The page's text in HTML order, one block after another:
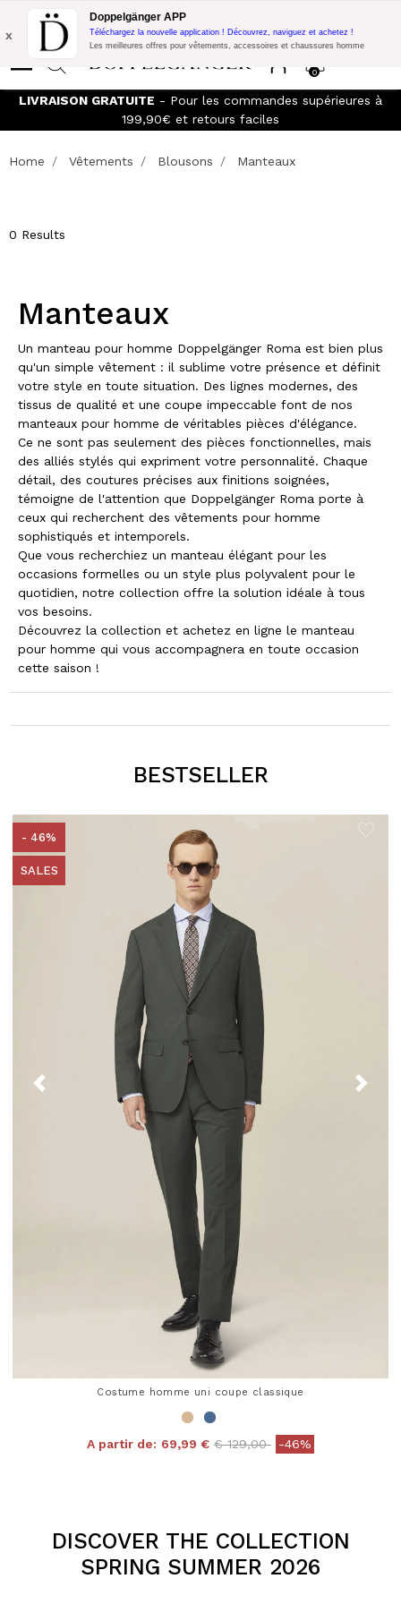
Promo Flash: 10% de réduction supplémentaire sur 300€ d'achat
avec le code:
0
x
Doppelgänger APP
Téléchargez la nouvelle application ! Découvrez, naviguez et achetez !
Les meilleures offres pour vêtements, accessoires et chaussures homme
LIVRAISON GRATUITE - Pour les commandes supérieures à
199,90€ et retours faciles
Home Vêtements Blousons Manteaux
0 Results
Manteaux
Un manteau pour homme Doppelgänger Roma est bien plus
qu'un simple vêtement : il sublime votre présence et définit
votre style en toute situation. Des lignes modernes, des
tissus de qualité et une coupe impeccable font de nos
manteaux pour homme de véritables pièces d'élégance.
Ce ne sont pas seulement des pièces fonctionnelles, mais
des alliés stylés qui expriment votre personnalité. Chaque
détail, des coutures précises aux finitions soignées,
témoigne de l'attention que Doppelgänger Roma porte à
ceux qui recherchent des vêtements pour homme
sophistiqués et intemporels.
Que vous recherchiez un manteau élégant pour les
occasions formelles ou un style plus polyvalent pour le
quotidien, notre collection offre la solution idéale à tous
vos besoins.
Découvrez la collection et achetez en ligne le manteau
pour homme qui vous accompagnera en toute occasion
cette saison !
BESTSELLER
- 46%
SALES
Costume homme uni coupe classique
A partir de: 69,99 € Price reduced from
€ 129,00to-46%
DISCOVER THE COLLECTION
SPRING SUMMER 2026